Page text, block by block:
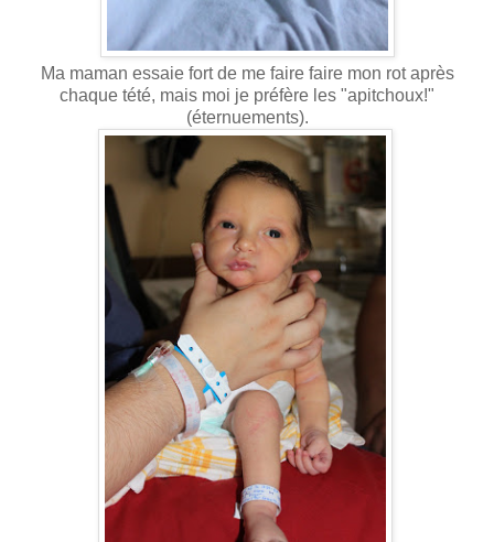
Ma maman essaie fort de me faire faire mon rot après
chaque tété, mais moi je préfère les "apitchoux!"
(éternuements).